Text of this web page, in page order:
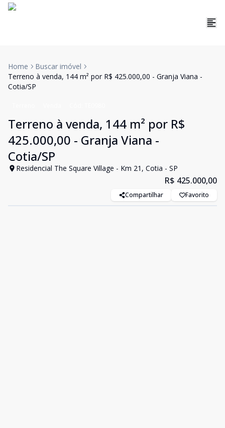
Home
Buscar imóvel
Terreno à venda, 144 m² por R$ 425.000,00 - Granja Viana -
Cotia/SP
Terreno à venda, 144 m² por R$
425.000,00 - Granja Viana -
Cotia/SP
Residencial The Square Village - Km 21, Cotia - SP
R$ 425.000,00
Compartilhar Favorito